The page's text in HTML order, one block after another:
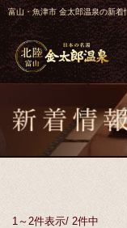
富山・魚津市 金太郎温泉の新着
1～2件表示/ 2件中